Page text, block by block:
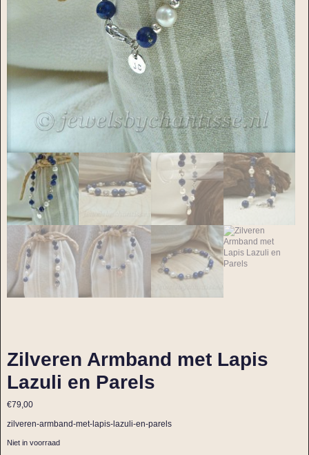
Zilveren Armband met Lapis
Lazuli en Parels
€79,00
zilveren-armband-met-lapis-lazuli-en-parels
Niet in voorraad